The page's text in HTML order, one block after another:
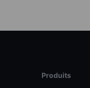
Produits